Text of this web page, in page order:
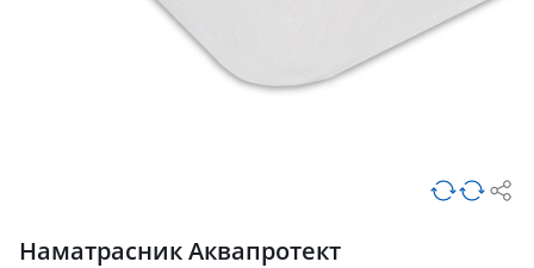
Наматрасник Аквапротект